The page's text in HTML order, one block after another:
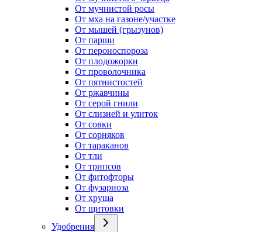
От мучнистой росы
От мха на газоне/участке
От мышей (грызунов)
От парши
От пероноспороза
От плодожорки
От проволочника
От пятнистостей
От ржавчины
От серой гнили
От слизней и улиток
От совки
От сорняков
От тараканов
От тли
От трипсов
От фитофторы
От фузариоза
От хруща
От щитовки
Удобрения